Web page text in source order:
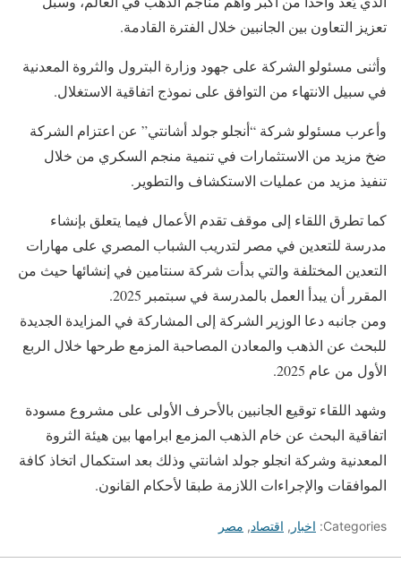
تعزيز التعاون بين الجانبين خلال الفترة القادمة.
وأثنى مسئولو الشركة على جهود وزارة البترول والثروة المعدنية
في سبيل الانتهاء من التوافق على نموذج اتفاقية الاستغلال.
وأعرب مسئولو شركة “أنجلو جولد أشانتي” عن اعتزام الشركة
ضخ مزيد من الاستثمارات في تنمية منجم السكري من خلال
تنفيذ مزيد من عمليات الاستكشاف والتطوير.
كما تطرق اللقاء إلى موقف تقدم الأعمال فيما يتعلق بإنشاء
مدرسة للتعدين في مصر لتدريب الشباب المصري على مهارات
التعدين المختلفة والتي بدأت شركة سنتامين في إنشائها حيث من
المقرر أن يبدأ العمل بالمدرسة في سبتمبر 2025.
ومن جانبه دعا الوزير الشركة إلى المشاركة في المزايدة الجديدة
للبحث عن الذهب والمعادن المصاحبة المزمع طرحها خلال الربع
الأول من عام 2025.
وشهد اللقاء توقيع الجانبين بالأحرف الأولى على مشروع مسودة
اتفاقية البحث عن خام الذهب المزمع ابرامها بين هيئة الثروة
المعدنية وشركة انجلو جولد اشانتي وذلك بعد استكمال اتخاذ كافة
الموافقات والإجراءات اللازمة طبقا لأحكام القانون.
Categories: اخبار , اقتصاد, مصر